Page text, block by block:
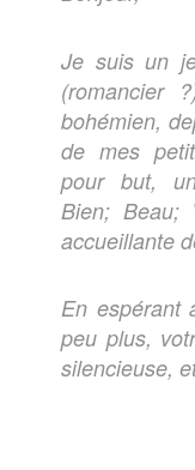
Je suis un
(romancier
bohémien,
de mes
pour but,
Bien;
accueillante
En espérant
peu plus,
silencieuse,